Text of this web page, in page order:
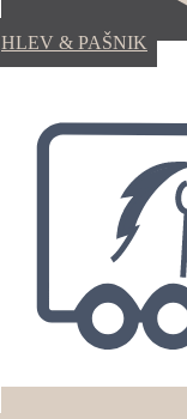
HLEV & PAŠNIK